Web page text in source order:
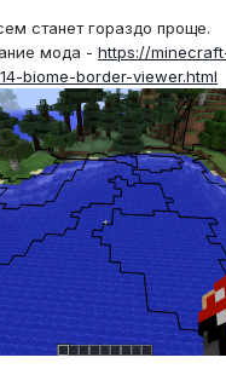
станет гораздо проще.
мода - https://
biome-border-viewer.html